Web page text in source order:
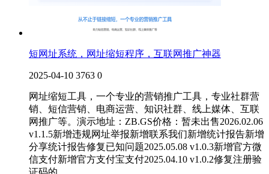
短网址系统，网址缩短程序，互联网推广神器
2025-04-10 3763 0
网址缩短工具，一个专业的营销推广工具，专业社群营
销、短信营销、电商运营、知识社群、线上媒体、互联
网推广等。演示地址：ZB.GS价格：暂未出售2026.02.06
v1.1.5新增违规网址举报新增联系我们新增统计报告新增
分享统计报告修复已知问题2025.05.08 v1.0.3新增官方微
信支付新增官方支付宝支付2025.04.10 v1.0.2修复注册验
证码的